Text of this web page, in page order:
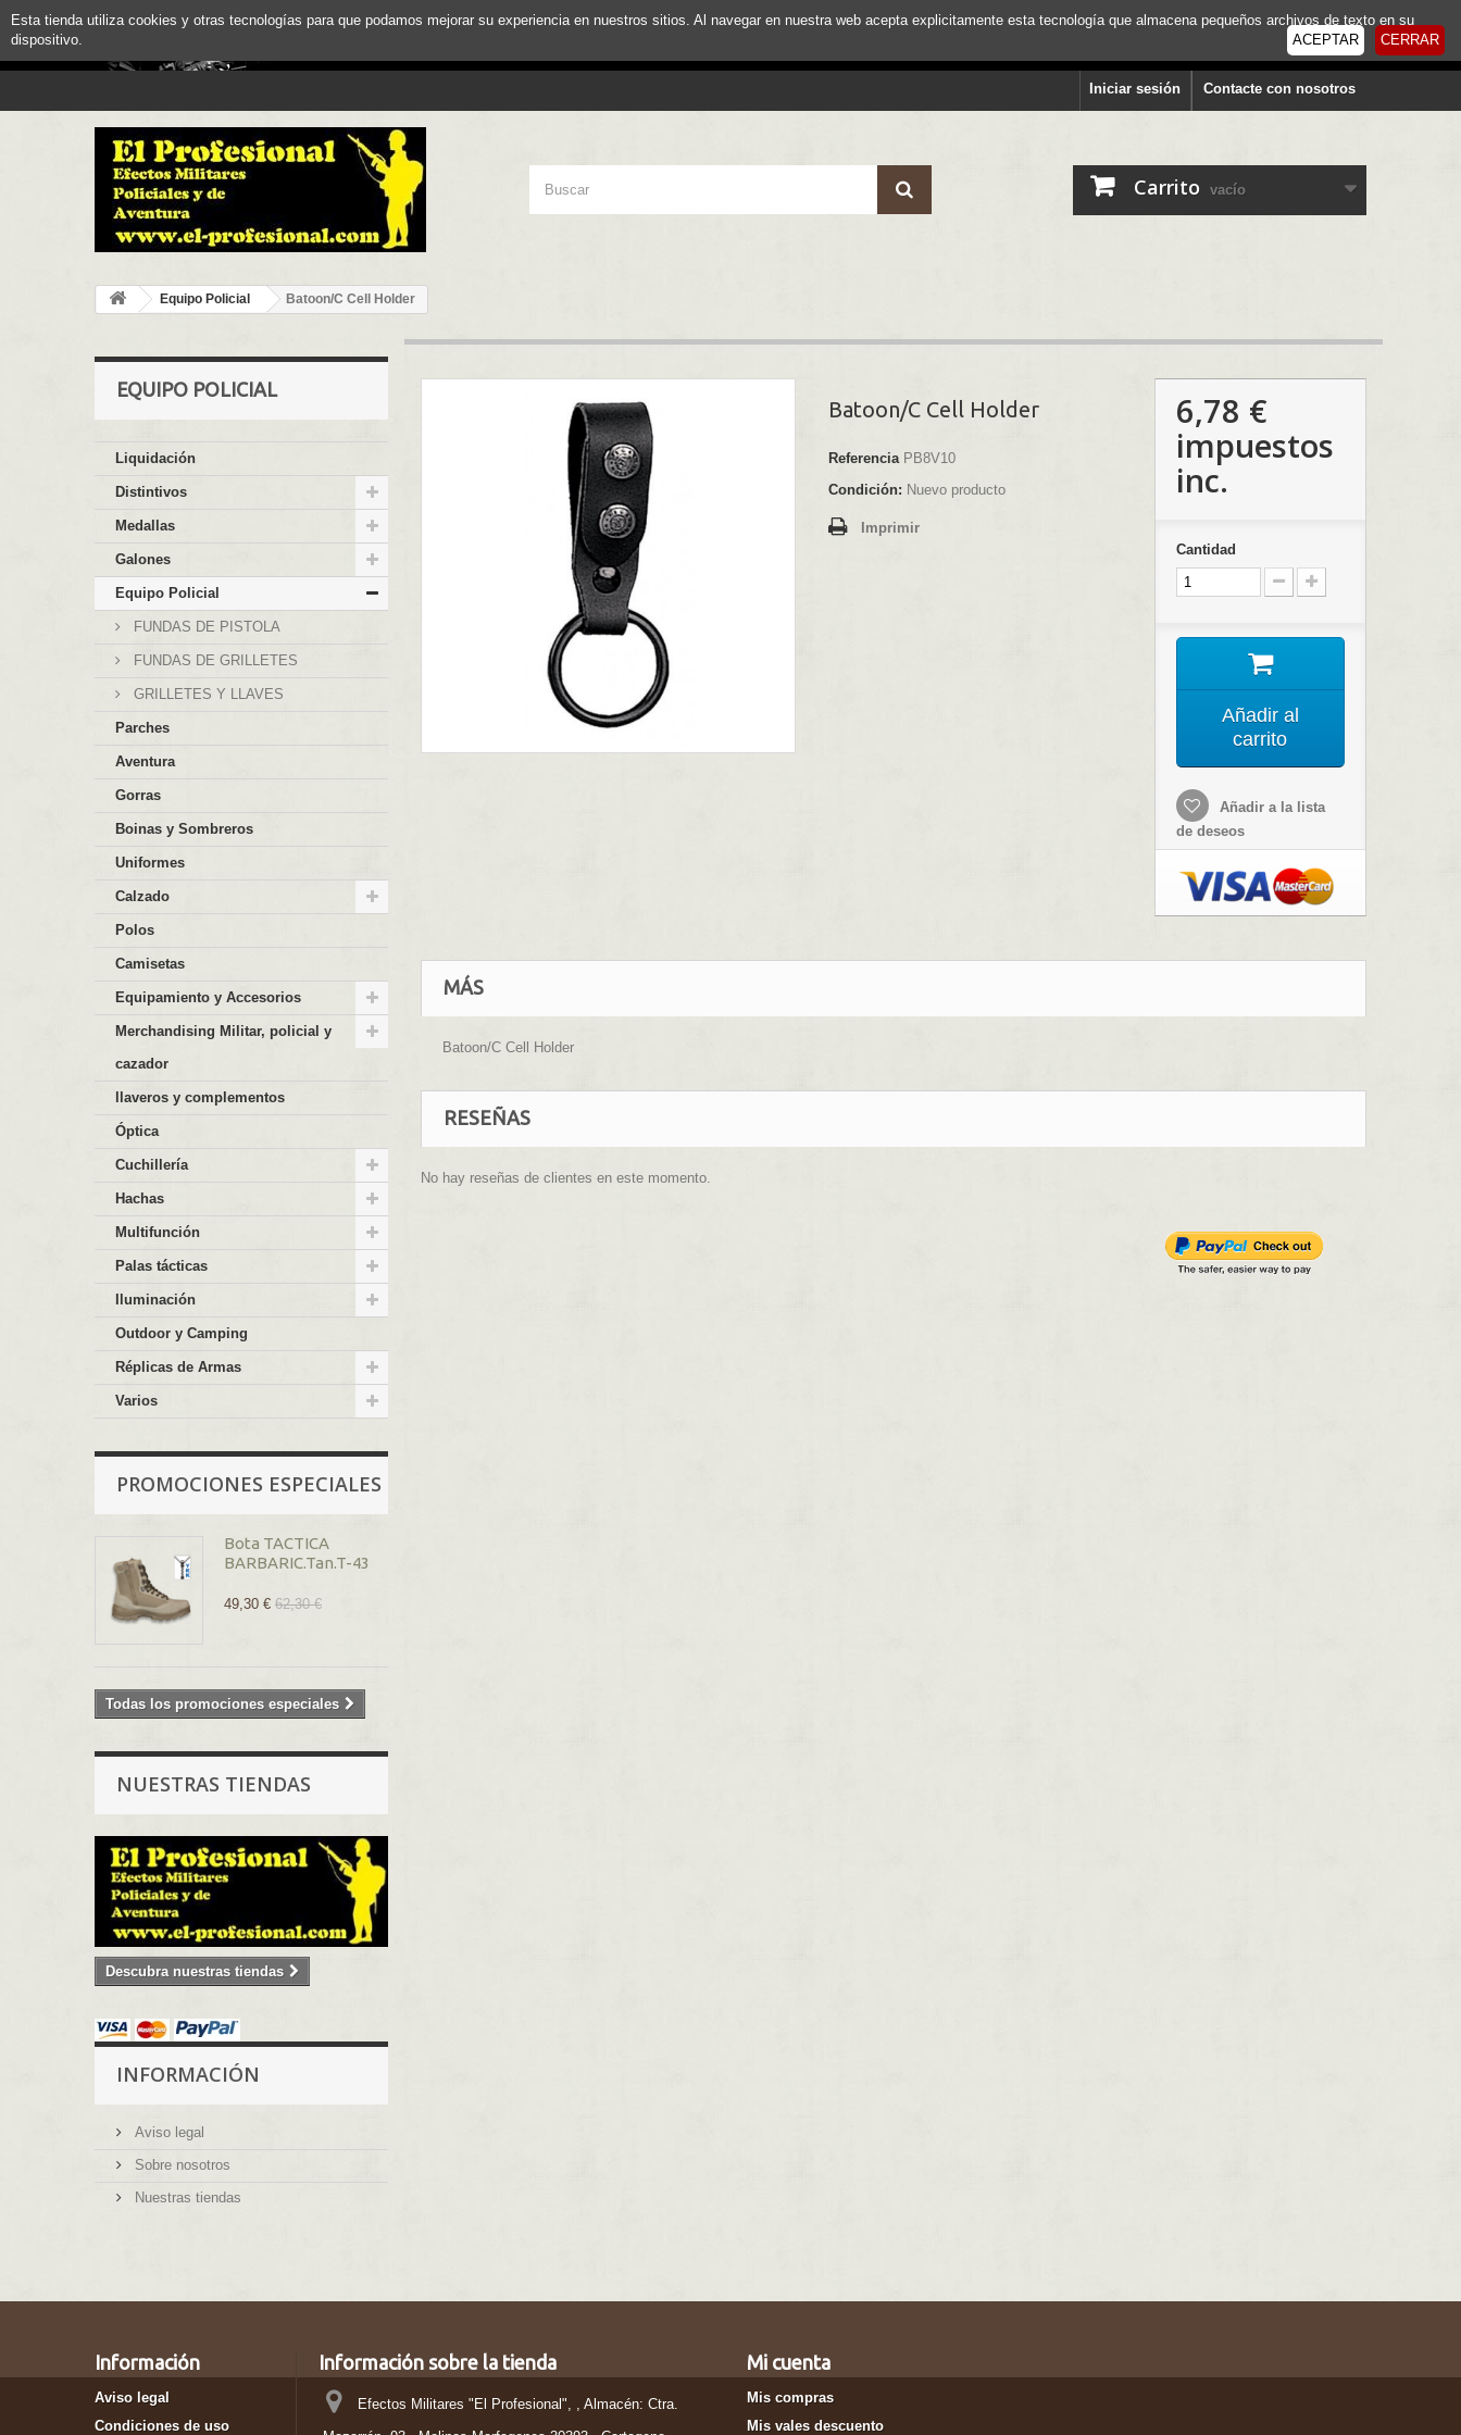
Contacte con nosotros
Iniciar sesión
Carrito vacío
Esta tienda utiliza cookies y otras tecnologías para que podamos mejorar su experiencia en nuestros sitios. Al navegar en nuestra web acepta explicitamente esta tecnología que almacena pequeños archivos de texto en su
dispositivo.
CERRAR
ACEPTAR
Equipo Policial Batoon/C Cell Holder
EQUIPO POLICIAL
Liquidación
Distintivos
Medallas
Galones
Equipo Policial
FUNDAS DE PISTOLA
FUNDAS DE GRILLETES
GRILLETES Y LLAVES
Parches
Aventura
Gorras
Boinas y Sombreros
Uniformes
Calzado
Polos
Camisetas
Equipamiento y Accesorios
Merchandising Militar, policial y
cazador
llaveros y complementos
Óptica
Cuchillería
Hachas
Multifunción
Palas tácticas
Iluminación
Outdoor y Camping
Réplicas de Armas
Varios
PROMOCIONES ESPECIALES
Bota TACTICA
BARBARIC.Tan.T-43
49,30 € 62,30 €
Todas los promociones especiales
NUESTRAS TIENDAS
Descubra nuestras tiendas
INFORMACIÓN
Aviso legal
Sobre nosotros
Nuestras tiendas
Batoon/C Cell Holder
Referencia PB8V10
Condición: Nuevo producto
Imprimir
6,78 €
impuestos
inc.
Cantidad
Añadir al
carrito
Añadir a la lista
de deseos
MÁS
Batoon/C Cell Holder
RESEÑAS
No hay reseñas de clientes en este momento.
Información
Aviso legal
Condiciones de uso
Información sobre la tienda
Efectos Militares "El Profesional", , Almacén: Ctra.
Mi cuenta
Mis compras
Mis vales descuento